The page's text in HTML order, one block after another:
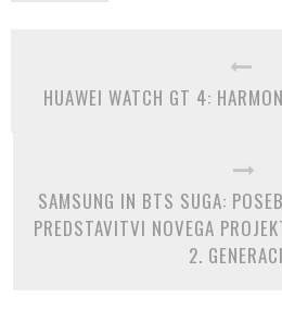
HUAWEI WATCH GT 4:
SAMSUNG IN BTS SUGA:
PREDSTAVITVI NOVEGA
2.